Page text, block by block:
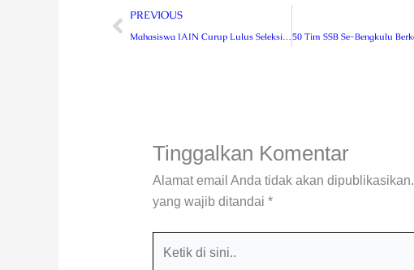
Prev
PREVIOUS
Mahasiswa IAIN Curup Lulus Seleksi Pemilihan Pemuda Berprestasi Sumatera Selatan
Tinggalkan Komentar
Alamat email Anda tidak akan dipublikasikan.
yang wajib ditandai *